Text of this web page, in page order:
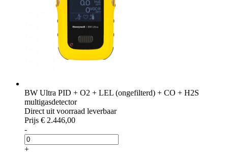
BW Ultra PID + O2 + LEL (ongefilterd) + CO + H2S
multigasdetector
Direct uit voorraad leverbaar
Prijs € 2.446,00
-
+